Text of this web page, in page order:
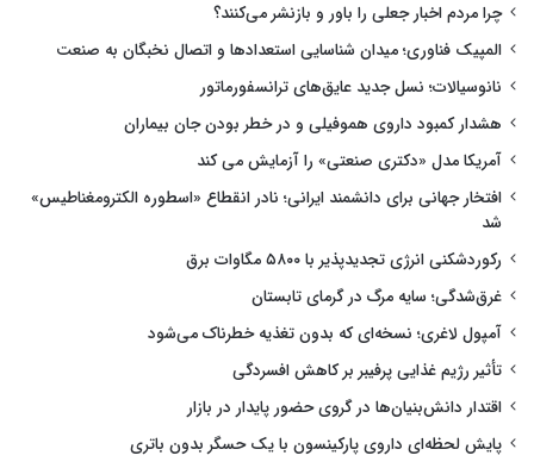
چرا مردم اخبار جعلی را باور و بازنشر می‌کنند؟
المپیک فناوری؛ میدان شناسایی استعدادها و اتصال نخبگان به صنعت
نانوسیالات؛ نسل جدید عایق‌های ترانسفورماتور
هشدار کمبود داروی هموفیلی و در خطر بودن جان بیماران
آمریکا مدل «دکتری صنعتی» را آزمایش می کند
افتخار جهانی برای دانشمند ایرانی؛ نادر انقطاع «اسطوره الکترومغناطیس»
شد
رکوردشکنی انرژی تجدیدپذیر با ۵۸۰۰ مگاوات برق
غرق‌شدگی؛ سایه مرگ در گرمای تابستان
آمپول لاغری؛ نسخه‌ای که بدون تغذیه خطرناک می‌شود
تأثیر رژیم غذایی پرفیبر بر کاهش افسردگی
اقتدار دانش‌بنیان‌ها در گروی حضور پایدار در بازار
پایش لحظه‌ای داروی پارکینسون با یک حسگر بدون باتری